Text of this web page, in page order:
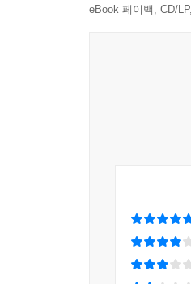
7. 안부 전화를 중
eBook 페이백, CD/